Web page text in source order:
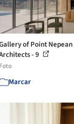
of Point
- 9
Foto
Marcar